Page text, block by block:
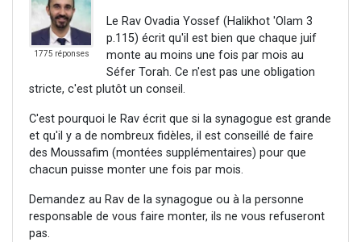
1775 réponses
Le Rav Ovadia Yossef (Halikhot 'Olam 3
p.115) écrit qu'il est bien que chaque juif
monte au moins une fois par mois au
Séfer Torah. Ce n'est pas une obligation
stricte, c'est plutôt un conseil.
C'est pourquoi le Rav écrit que si la synagogue est grande
et qu'il y a de nombreux fidèles, il est conseillé de faire
des Moussafim (montées supplémentaires) pour que
chacun puisse monter une fois par mois.
Demandez au Rav de la synagogue ou à la personne
responsable de vous faire monter, ils ne vous refuseront
pas.